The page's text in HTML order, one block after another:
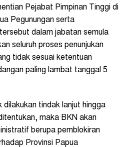
Pejabat Pimpinan Tinggi di
Pegunungan serta
dalam jabatan semula
seluruh proses penunjukan
tidak sesuai ketentuan
paling lambat tanggal 5
dilakukan tindak lanjut hingga
maka BKN akan
berupa pemblokiran
Provinsi Papua